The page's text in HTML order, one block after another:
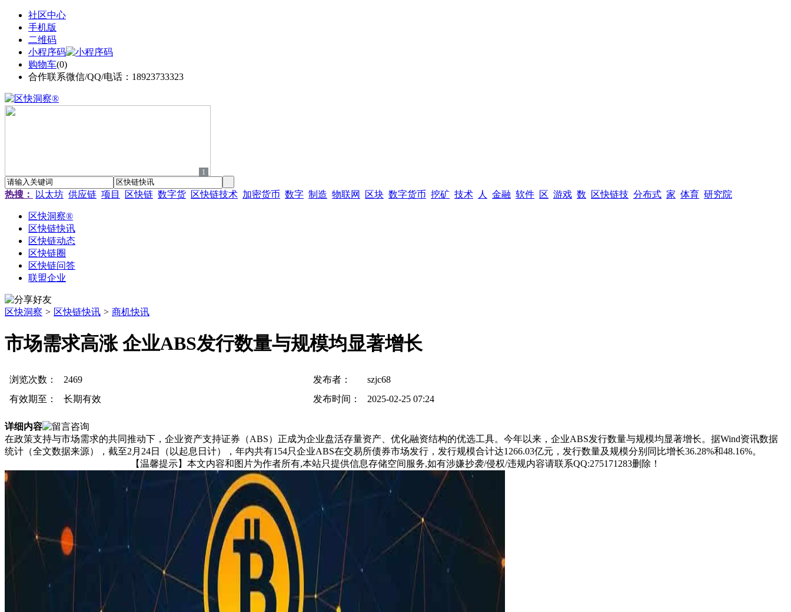
社区中心
手机版
二维码
小程序码
购物车(0)
合作联系微信/QQ/电话：18923733323
1
热搜： 以太坊 供应链 项目 区快链 数字货 区快链技术 加密货币 数字 制造 物联网 区块 数字货币 挖矿 技术 人 金融 软件 区 游戏 数 区快链技 分布式 家 体育 研究院
区快洞察®
区快链快讯
区快链动态
区快链圈
区快链问答
联盟企业
区快洞察 > 区快链快讯 > 商机快讯
市场需求高涨 企业ABS发行数量与规模均显著增长
浏览次数： 2469 发布者：
szjc68
有效期至：
长期有效 发布时间： 2025-02-25 07:24
详细内容
在政策支持与市场需求的共同推动下，企业资产支持证券（ABS）正成为企业盘活存量资产、优化融资结构的优选工具。今年以来，企业ABS发行数量与规模均显著增长。据Wind资讯数据
统计（全文数据来源），截至2月24日（以起息日计），年内共有154只企业ABS在交易所债券市场发行，发行规模合计达1266.03亿元，发行数量及规模分别同比增长36.28%和48.16%。
【温馨提示】本文内容和图片为作者所有,本站只提供信息存储空间服务,如有涉嫌抄袭/侵权/违规内容请联系QQ:275171283删除！